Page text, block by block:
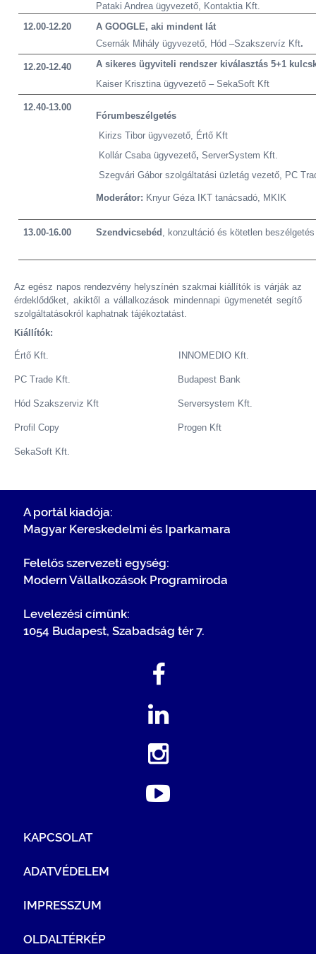
Pataki Andrea ügyvezető, Kontaktia Kft.
12.00-12.20
A GOOGLE, aki mindent lát
Csernák Mihály ügyvezető, Hód –Szakszervíz Kft.
12.20-12.40
A sikeres ügyviteli rendszer kiválasztás 5+1
Kaiser Krisztina ügyvezető – SekaSoft Kft
12.40-13.00
Fórumbeszélgetés
Kirizs Tibor ügyvezető, Értő Kft
Kollár Csaba ügyvezető,ServerSystem Kft.
Szegvári Gábor szolgáltatási üzletág vezető, PC
Moderátor: Knyur Géza IKT tanácsadó, MKIK
13.00-16.00 Szendvicsebéd , konzultáció és kötetlen
Az egész napos rendezvény helyszínén szakmai kiállítók is várják az
érdeklődőket, akiktől a vállalkozások mindennapi ügymenetét segítő
szolgáltatásokról kaphatnak tájékoztatást.
Kiállítók:
Értő Kft. INNOMEDIO Kft.
PC Trade Kft. Budapest Bank
Hód Szakszerviz Kft Serversystem Kft.
Profil Copy Progen Kft
SekaSoft Kft.
A portál kiadója:
Magyar Kereskedelmi és Iparkamara
Felelős szervezeti egység:
Modern Vállalkozások Programiroda
Levelezési címünk:
1054 Budapest, Szabadság tér 7.
KAPCSOLAT
ADATVÉDELEM
IMPRESSZUM
OLDALTÉRKÉP